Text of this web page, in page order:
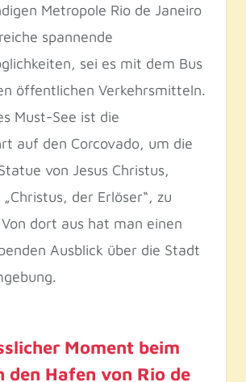
Metropole Rio de Janeiro
spannende
sei es mit dem Bus
öffentlichen Verkehrsmitteln.
Must-See ist die
auf den Corcovado, um die
von Jesus Christus,
der Erlöser“, zu
dort aus hat man einen
Ausblick über die Stadt
Moment beim
den Hafen von Rio de